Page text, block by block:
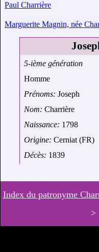
Paul Charrière
Marguerite Magnin, née
5-ième génération
Homme
Prénoms:Joseph
Nom:Charrière
Naissance: 1798
Origine:Cerniat (FR)
Décès: 1839
Index du patronyme
>